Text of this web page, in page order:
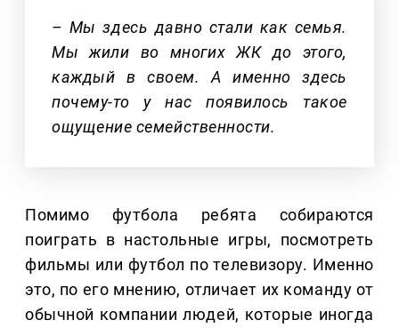
– Мы здесь давно стали как семья.
Мы жили во многих ЖК до этого,
каждый в своем. А именно здесь
почему-то у нас появилось такое
ощущение семейственности.
Помимо футбола ребята собираются
поиграть в настольные игры, посмотреть
фильмы или футбол по телевизору. Именно
это, по его мнению, отличает их команду от
обычной компании людей, которые иногда